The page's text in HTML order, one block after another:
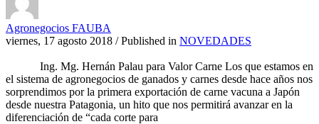
Agronegocios FAUBA
viernes, 17 agosto 2018 / Published in NOVEDADES
Ing. Mg. Hernán Palau para Valor Carne Los que estamos en
el sistema de agronegocios de ganados y carnes desde hace años nos
sorprendimos por la primera exportación de carne vacuna a Japón
desde nuestra Patagonia, un hito que nos permitirá avanzar en la
diferenciación de “cada corte para